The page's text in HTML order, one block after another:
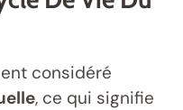
considéré
, ce qui signifie